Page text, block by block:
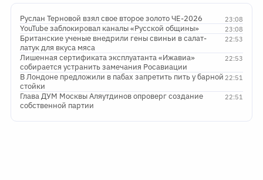
23:08
Руслан Терновой взял свое второе золото ЧЕ-2026
23:08
YouTube заблокировал каналы «Русской общины»
22:53
Британские ученые внедрили гены свиньи в салат-
латук для вкуса мяса
22:53
Лишенная сертификата эксплуатанта «Ижавиа»
собирается устранить замечания Росавиации
22:51
В Лондоне предложили в пабах запретить пить у барной
стойки
22:51
Глава ДУМ Москвы Аляутдинов опроверг создание
собственной партии